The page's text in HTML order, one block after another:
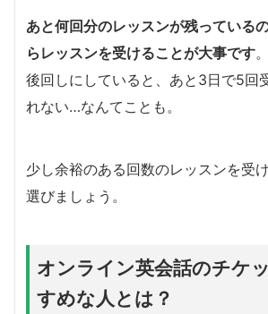
あと何回分のレッスンが残っている
らレッスンを受けることが大事です
後回しにしていると、あと3日で5回
れない…なんてことも。
少し余裕のある回数のレッスンを受
選びましょう。
オンライン英会話のチケ
すめな人とは？